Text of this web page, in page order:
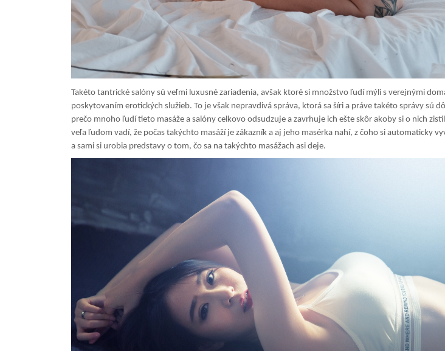
Takéto tantrické salóny sú veľmi luxusné zariadenia, avšak ktoré si množstvo ľudí mýli s verejnými
poskytovaním erotických služieb. To je však nepravdivá správa, ktorá sa šíri a práve takéto správy sú
prečo mnoho ľudí tieto masáže a salóny celkovo odsudzuje a zavrhuje ich ešte skôr akoby si o nich
veľa ľudom vadí, že počas takýchto masáží je zákazník a aj jeho masérka nahí, z čoho si automaticky
a sami si urobia predstavy o tom, čo sa na takýchto masážach asi deje.